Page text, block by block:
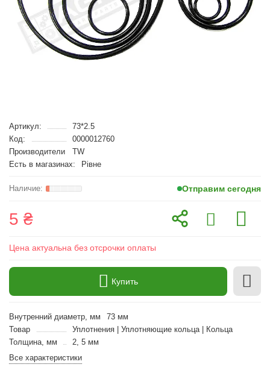
Артикул:
73*2.5
Код:
0000012760
Производители
TW
Есть в магазинах:
Рівне
Отправим сегодня
5 ₴
Цена актуальна без отсрочки оплаты
Купить
Внутренний диаметр, мм
73 мм
Товар
Уплотнения | Уплотняющие кольца | Кольца
Толщина, мм
2, 5 мм
Все характеристики